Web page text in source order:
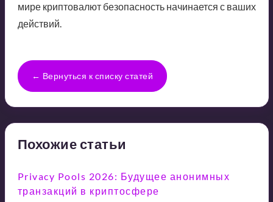
мире криптовалют безопасность начинается с ваших
действий.
← Вернуться к списку статей
Похожие статьи
Privacy Pools 2026: Будущее анонимных
транзакций в криптосфере